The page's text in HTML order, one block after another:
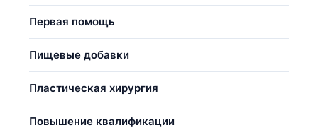
Первая помощь
Пищевые добавки
Пластическая хирургия
Повышение квалификации